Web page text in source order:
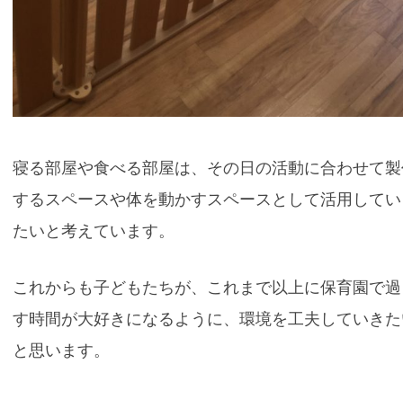
寝る部屋や食べる部屋は、その日の活動に合わせて
するスペースや体を動かすスペースとして活用して
たいと考えています。
これからも子どもたちが、これまで以上に保育園で
す時間が大好きになるように、環境を工夫していき
と思います。